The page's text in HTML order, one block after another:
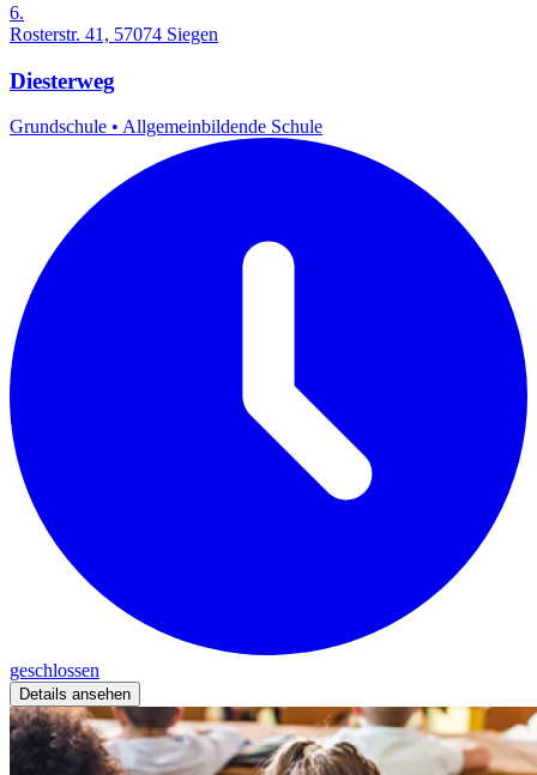
6.
Rosterstr. 41, 57074 Siegen
Diesterweg
Grundschule • Allgemeinbildende Schule
geschlossen
Details ansehen